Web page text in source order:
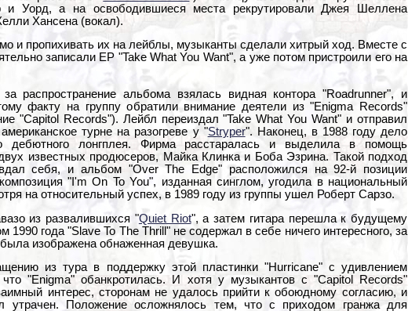
Уорд, а на освободившиеся места рекрутировали Джея Шеллена
Хансена (вокал).
и пропихивать их на лейблы, музыканты сделали хитрый ход. Вместе с
записали EP "Take What You Want", а уже потом пристроили его на
распространение альбома взялась видная контора "Roadrunner", и
факту на группу обратили внимание деятели из "Enigma Records"
"Capitol Records"). Лейбл переиздал "Take What You Want" и отправил
турне на разогреве у "Stryper". Наконец, в 1988 году дело
лонгплея. Фирма расстаралась и выделила в помощь
известных продюсеров, Майка Клинка и Боба Эзрина. Такой подход
себя, и альбом "Over The Edge" расположился на 92-й позиции
"I'm On To You", изданная синглом, угодила в национальный
на относительный успех, в 1989 году из группы ушел Роберт Сарзо.
из развалившихся "Quiet Riot", а затем гитара перешла к будущему
1990 года "Slave To The Thrill" не содержал в себе ничего интересного, за
изображена обнаженная девушка.
из тура в поддержку этой пластинки "Hurricane" с удивлением
"Enigma" обанкротилась. И хотя у музыкантов с "Capitol Records"
интерес, сторонам не удалось прийти к обоюдному согласию, и
утрачен. Положение осложнялось тем, что с приходом гранжа для